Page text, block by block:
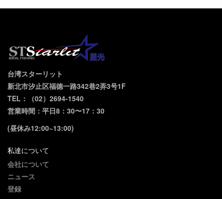
台湾スターリット
新北市汐止区福德一路342巷2弄3号1F
TEL：（02）2694-1540
営業時間：平日8：30〜17：30
(昼休み12:00~13:00)
私達について
会社について
ニュース
登録